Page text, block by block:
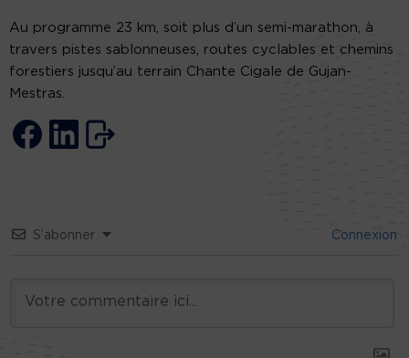
Au programme 23 km, soit plus d’un semi-marathon, à
travers pistes sablonneuses, routes cyclables et chemins
forestiers jusqu’au terrain Chante Cigale de Gujan-
Mestras.
S’abonner Connexion